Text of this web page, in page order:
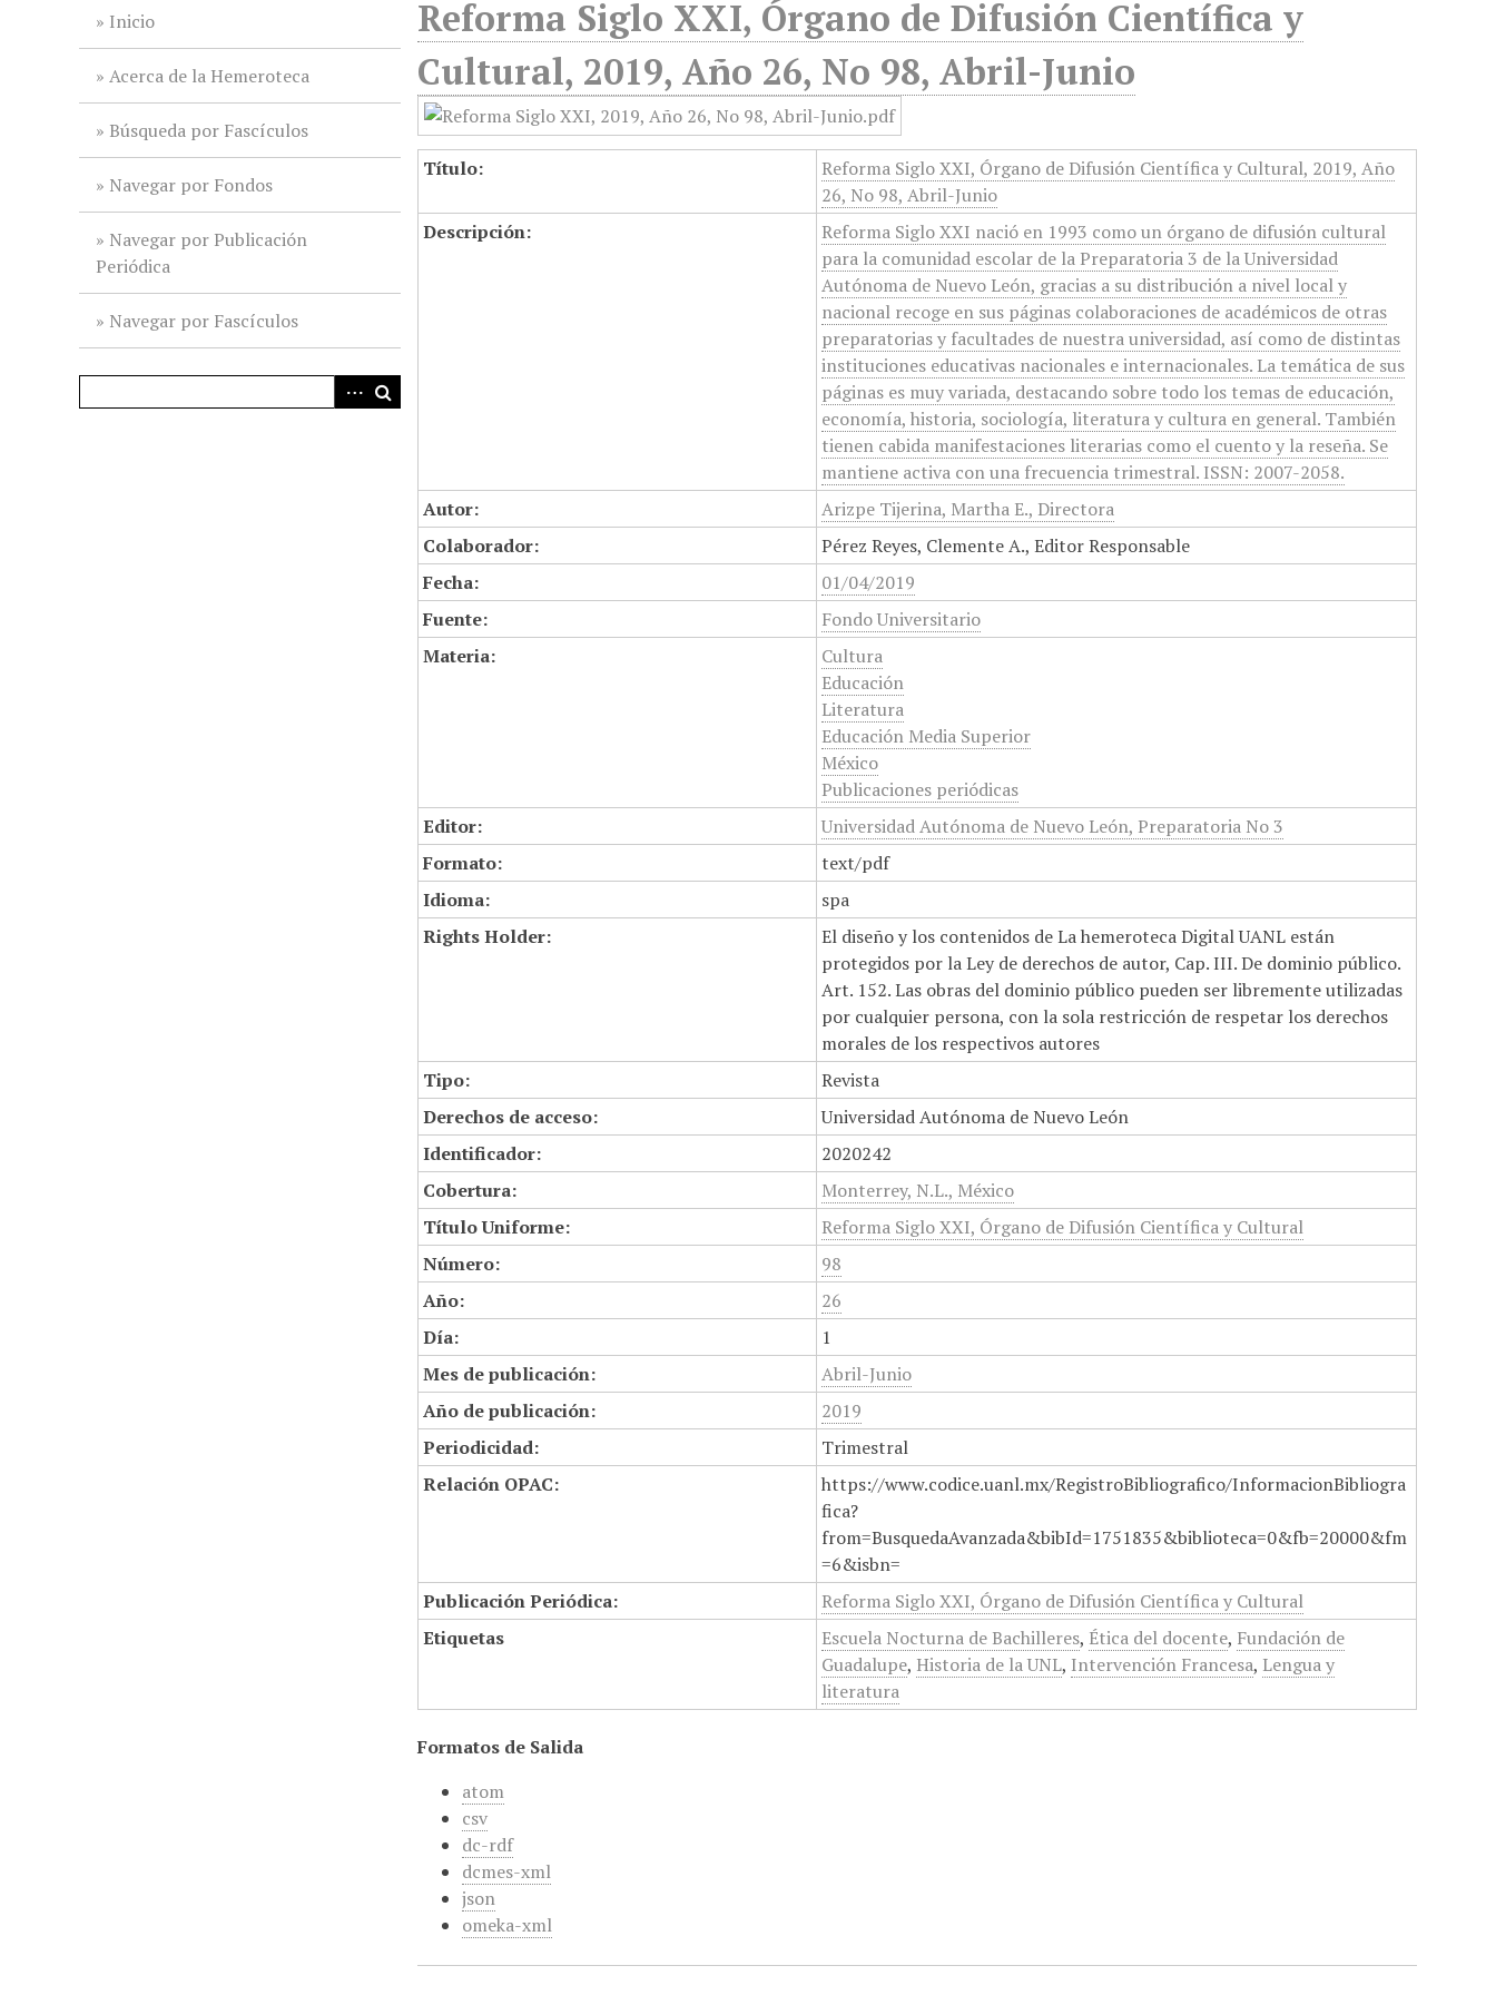
Inicio
Acerca de la Hemeroteca
Búsqueda por Fascículos
Navegar por Fondos
Navegar por Publicación
Periódica
Navegar por Fascículos
Reforma Siglo XXI, Órgano de Difusión Científica y
Cultural, 2019, Año 26, No 98, Abril-Junio
Título:
Reforma Siglo XXI, Órgano de Difusión Científica y Cultural, 2019, Año
26, No 98, Abril-Junio
Descripción:
Reforma Siglo XXI nació en 1993 como un órgano de difusión cultural
para la comunidad escolar de la Preparatoria 3 de la Universidad
Autónoma de Nuevo León, gracias a su distribución a nivel local y
nacional recoge en sus páginas colaboraciones de académicos de otras
preparatorias y facultades de nuestra universidad, así como de distintas
instituciones educativas nacionales e internacionales. La temática de sus
páginas es muy variada, destacando sobre todo los temas de educación,
economía, historia, sociología, literatura y cultura en general. También
tienen cabida manifestaciones literarias como el cuento y la reseña. Se
mantiene activa con una frecuencia trimestral. ISSN: 2007-2058.
Autor:
Arizpe Tijerina, Martha E., Directora
Colaborador:
Pérez Reyes, Clemente A., Editor Responsable
Fecha:
01/04/2019
Fuente:
Fondo Universitario
Materia:
Cultura
Educación
Literatura
Educación Media Superior
México
Publicaciones periódicas
Editor:
Universidad Autónoma de Nuevo León, Preparatoria No 3
Formato:
text/pdf
Idioma:
spa
Rights Holder:
El diseño y los contenidos de La hemeroteca Digital UANL están
protegidos por la Ley de derechos de autor, Cap. III. De dominio público.
Art. 152. Las obras del dominio público pueden ser libremente utilizadas
por cualquier persona, con la sola restricción de respetar los derechos
morales de los respectivos autores
Tipo:
Revista
Derechos de acceso:
Universidad Autónoma de Nuevo León
Identificador:
2020242
Cobertura:
Monterrey, N.L., México
Título Uniforme:
Reforma Siglo XXI, Órgano de Difusión Científica y Cultural
Número:
98
Año:
26
Día:
1
Mes de publicación:
Abril-Junio
Año de publicación:
2019
Periodicidad:
Trimestral
Relación OPAC:
https://www.codice.uanl.mx/RegistroBibliografico/InformacionBibliogra
fica?
from=BusquedaAvanzada&bibId=1751835&biblioteca=0&fb=20000&fm
=6&isbn=
Publicación Periódica:
Reforma Siglo XXI, Órgano de Difusión Científica y Cultural
Etiquetas
Escuela Nocturna de Bachilleres, Ética del docente, Fundación de
Guadalupe, Historia de la UNL, Intervención Francesa, Lengua y
literatura
Formatos de Salida
atom
csv
dc-rdf
dcmes-xml
json
omeka-xml